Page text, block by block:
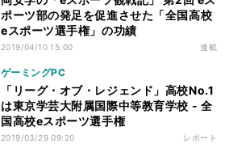
ポーツ部の発足を促進させた「全国高校
eスポーツ選手権」の功績
2019/04/10 15:00 連載
ゲーミングPC
「リーグ・オブ・レジェンド」高校No.1
は東京学芸大附属国際中等教育学校 - 全
国高校eスポーツ選手権
2019/03/29 09:20 レポート